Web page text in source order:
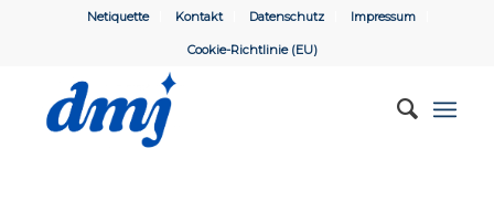
Netiquette Kontakt Datenschutz Impressum
Cookie-Richtlinie (EU)